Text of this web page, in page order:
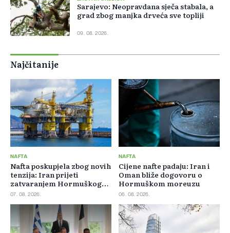
Sarajevo: Neopravdana sječa stabala, a
grad zbog manjka drveća sve topliji
09. 08. 2026.
Najčitanije
NAFTA
Nafta poskupjela zbog novih
tenzija: Iran prijeti
zatvaranjem Hormuškog
moreuza
07. 08. 2026.
NAFTA
Cijene nafte padaju: Iran i
Oman bliže dogovoru o
Hormuškom moreuzu
06. 08. 2026.